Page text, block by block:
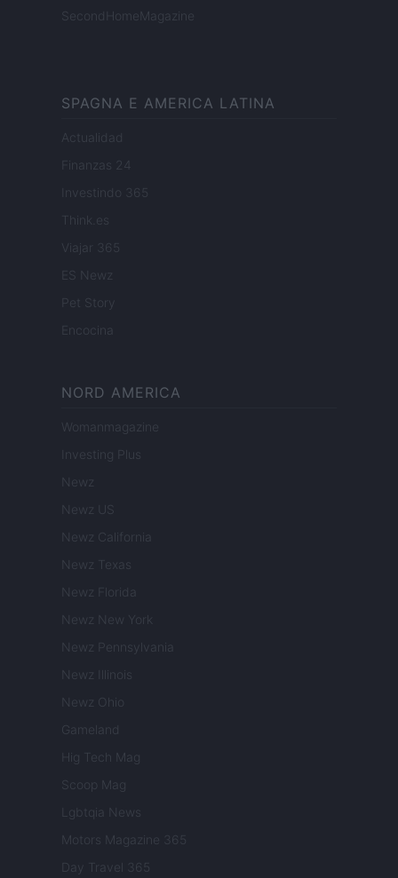
SecondHomeMagazine
SPAGNA E AMERICA LATINA
Actualidad
Finanzas 24
Investindo 365
Think.es
Viajar 365
ES Newz
Pet Story
Encocina
NORD AMERICA
Womanmagazine
Investing Plus
Newz
Newz US
Newz California
Newz Texas
Newz Florida
Newz New York
Newz Pennsylvania
Newz Illinois
Newz Ohio
Gameland
Hig Tech Mag
Scoop Mag
Lgbtqia News
Motors Magazine 365
Day Travel 365